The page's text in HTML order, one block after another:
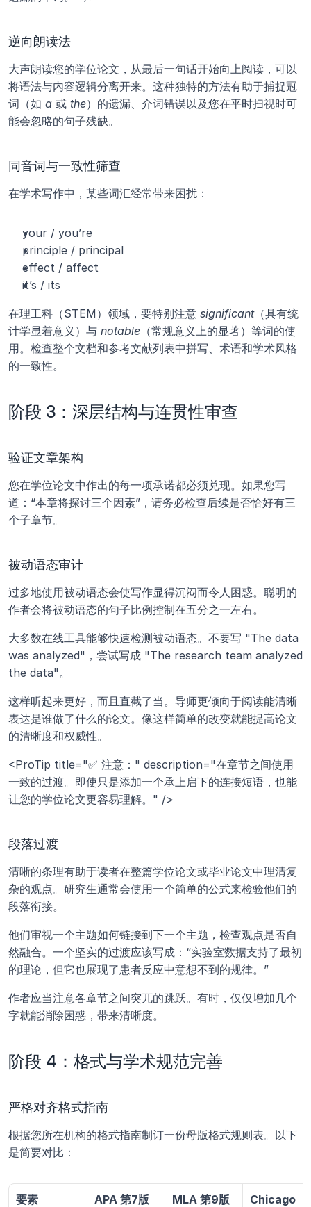
逆向朗读法
大声朗读您的学位论文，从最后一句话开始向上阅读，可以
将语法与内容逻辑分离开来。这种独特的方法有助于捕捉冠
词（如 a 或 the）的遗漏、介词错误以及您在平时扫视时可
能会忽略的句子残缺。
同音词与一致性筛查
在学术写作中，某些词汇经常带来困扰：
your / you’re
principle / principal
effect / affect
it’s / its
在理工科（STEM）领域，要特别注意 significant（具有统
计学显着意义）与 notable （常规意义上的显著）等词的使
用。检查整个文档和参考文献列表中拼写、术语和学术风格
的一致性。
阶段 3：深层结构与连贯性审查
验证文章架构
您在学位论文中作出的每一项承诺都必须兑现。如果您写
道：“本章将探讨三个因素”，请务必检查后续是否恰好有三
个子章节。
被动语态审计
过多地使用被动语态会使写作显得沉闷而令人困惑。聪明的
作者会将被动语态的句子比例控制在五分之一左右。
大多数在线工具能够快速检测被动语态。不要写 "The data
was analyzed"，尝试写成 "The research team analyzed
the data"。
这样听起来更好，而且直截了当。导师更倾向于阅读能清晰
表达是谁做了什么的论文。像这样简单的改变就能提高论文
的清晰度和权威性。
<ProTip title="✅ 注意：" description="在章节之间使用
一致的过渡。即使只是添加一个承上启下的连接短语，也能
让您的学位论文更容易理解。" />
段落过渡
清晰的条理有助于读者在整篇学位论文或毕业论文中理清复
杂的观点。研究生通常会使用一个简单的公式来检验他们的
段落衔接。
他们审视一个主题如何链接到下一个主题，检查观点是否自
然融合。一个坚实的过渡应该写成：“实验室数据支持了最初
的理论，但它也展现了患者反应中意想不到的规律。”
作者应当注意各章节之间突兀的跳跃。有时，仅仅增加几个
字就能消除困惑，带来清晰度。
阶段 4：格式与学术规范完善
严格对齐格式指南
根据您所在机构的格式指南制订一份母版格式规则表。以下
是简要对比：
要素 APA 第7版 MLA 第9版
Chicago